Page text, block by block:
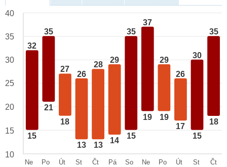
32
15
35
21
27
18
26
13
28
13
29
14
35
15
37
19
29
19
26
17
30
15
35
18
40
35
30
25
20
15
10
Ne
Po
Út
St
Čt
Pá
So
Ne
Po
Út
St
Čt